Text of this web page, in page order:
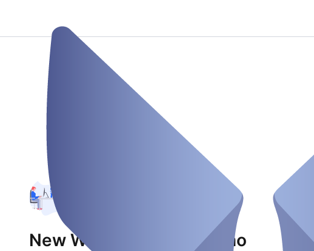
New Work Company Demo